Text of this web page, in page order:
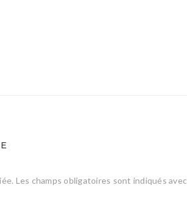
Les champs obligatoires sont indiqués avec